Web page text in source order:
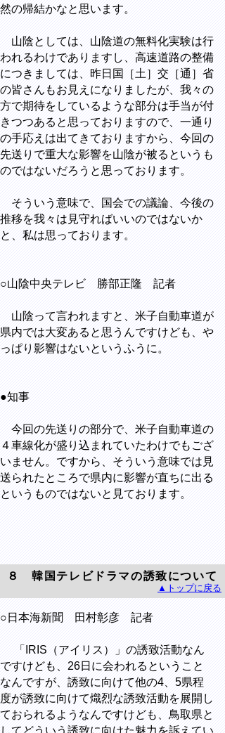
然の帰結かなと思います。
山陰としては、山陰道の無料化実験は行
われるわけでありますし、高速道路の整備
につきましては、昨日国［土］交［通］省
の皆さんもお見えになりましたが、我々の
方で期待をしているような部分は手当が付
きつつあると思っておりますので、一通り
の手応えは出てきておりますから、今回の
先送りで重大な影響を山陰が被るというも
のではないだろうと思っております。
そういう意味で、国会での議論、今後の
推移を我々は見守ればいいのではないか
と、私は思っております。
○山陰中央テレビ 勝部正隆 記者
山陰って言われますと、米子自動車道が
県内では大変あると思うんですけども、や
っぱり影響はないというふうに。
●知事
今回の先送りの部分で、米子自動車道の
４車線化が盛り込まれていたわけでもござ
いません。ですから、そういう意味では見
送られたところで県内に影響が直ちに出る
というものではないと見ております。
８ 韓国テレビドラマの誘致について
▲トップに戻る
○日本海新聞 田村彰彦 記者
「IRIS（アイリス）」の誘致活動なん
ですけども、26日に会われるということ
なんですが、誘致に向けて他の4、5県程
度が誘致に向けて熾烈な誘致活動を展開し
ておられるようなんですけども、鳥取県と
してどういう誘致に向けた魅力を訴えてい